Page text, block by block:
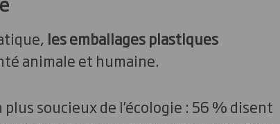
les emballages plastiques
animale et humaine.
soucieux de l’écologie : 56 % disent